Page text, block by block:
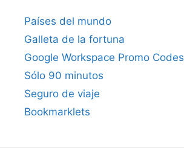
Países del mundo
Galleta de la fortuna
Google Workspace Promo Codes
Sólo 90 minutos
Seguro de viaje
Bookmarklets